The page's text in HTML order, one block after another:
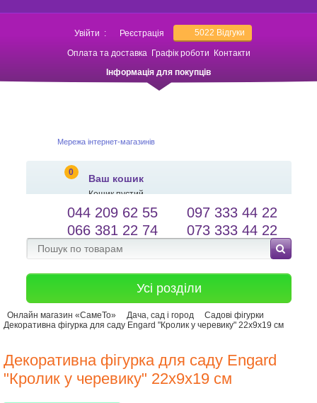
Увійти : Реєстрація 5022 Відгуки
Оплата та доставка Графік роботи
Контакти
Інформація для покупців
Мережа інтернет-магазинів
0
Ваш кошик
Кошик пустий
salessameto@gmail.com
Зворотній зв'язок
Мова сайту
044 209 62 55
097 333 44 22
066 381 22 74
073 333 44 22
Усі розділи
Онлайн магазин «СамеТо» Дача, сад і город
Садові фігурки
Декоративна фігурка для саду Engard "Кролик у черевику" 22х9х19 см
Декоративна фігурка для саду Engard
"Кролик у черевику" 22х9х19 см